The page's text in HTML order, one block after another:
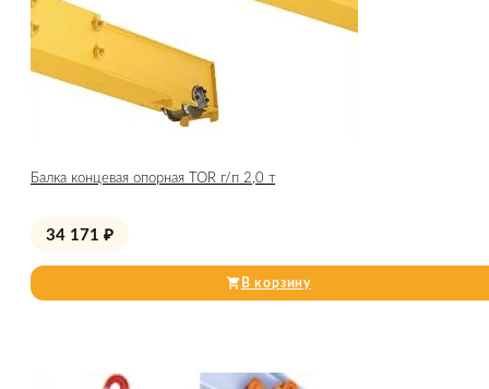
Балка концевая опорная TOR г/п 2,0 т
34 171 ₽
В корзину